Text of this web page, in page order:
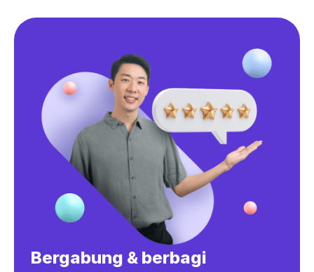
Bergabung & berbagi